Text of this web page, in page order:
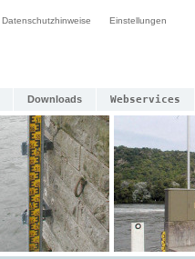
Datenschutzhinweise Einstellungen
Downloads Webservices